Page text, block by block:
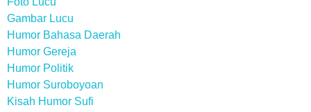
Gambar Lucu
Humor Bahasa Daerah
Humor Gereja
Humor Politik
Humor Suroboyoan
Kisah Humor Sufi